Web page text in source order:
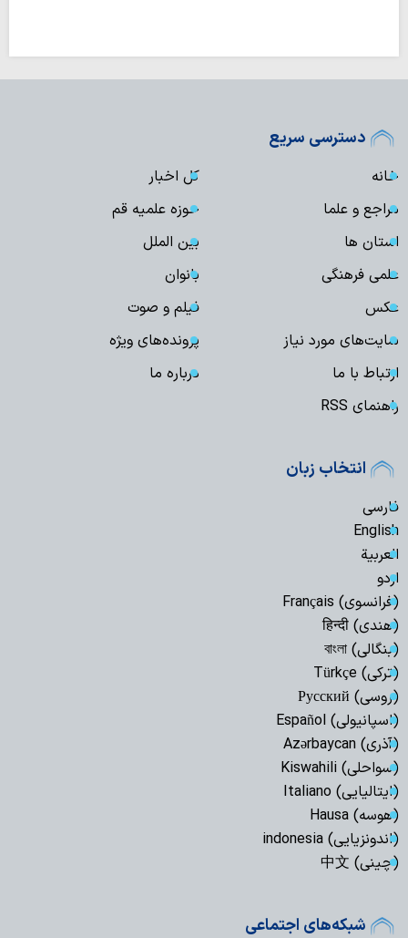
دسترسی سریع
خانه
کل اخبار
مراجع و علما
حوزه علمیه قم
استان ها
بین الملل
علمی فرهنگی
بانوان
عکس
فیلم و صوت
سایت‌های مورد نیاز
پرونده‌های ویژه
ارتباط با ما
درباره ما
راهنمای RSS
انتخاب زبان
فارسی
English
العربیة
اردو
(فرانسوی) Français
(هندی) हिन्दी
(بنگالی) বাংলা
(ترکی) Türkçe
(روسی) Русский
(اسپانیولی) Español
(آذری) Azərbaycan
(سواحلی) Kiswahili
(ایتالیایی) Italiano
(هوسه) Hausa
(اندونزیایی) indonesia
(چینی) 中文
شبکه‌های اجتماعی